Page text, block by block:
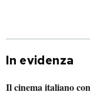
In evidenza
Il cinema italiano